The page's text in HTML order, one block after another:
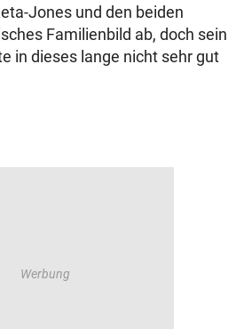
Jones und den beiden
Familienbild ab, doch sein
in dieses lange nicht sehr gut